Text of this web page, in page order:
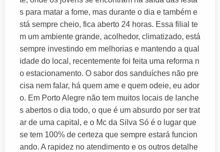
s para matar a fome, mas durante o dia e também e
stá sempre cheio, fica aberto 24 horas. Essa filial te
m um ambiente grande, acolhedor, climatizado, está
sempre investindo em melhorias e mantendo a qual
idade do local, recentemente foi feita uma reforma n
o estacionamento. O sabor dos sanduíches não pre
cisa nem falar, há quem ame e quem odeie, eu ador
o. Em Porto Alegre não tem muitos locais de lanche
s abertos o dia todo, o que é um absurdo por ser trat
ar de uma capital, e o Mc da Silva Só é o lugar que
se tem 100% de certeza que sempre estará funcion
ando. A rapidez no atendimento e os outros detalhe